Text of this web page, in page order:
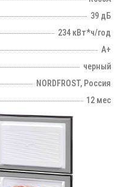
39 дБ
234 кВт*ч/год
А+
черный
NORDFROST, Россия
12 мес